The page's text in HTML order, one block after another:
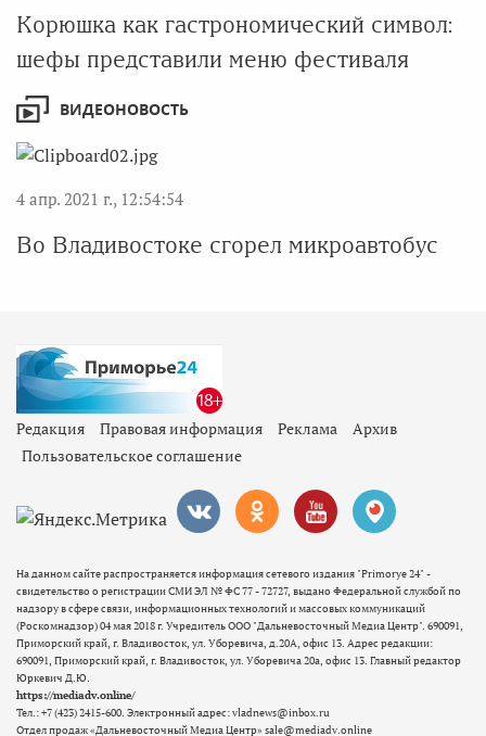
Корюшка как гастрономический символ:
шефы представили меню фестиваля
ВИДЕОНОВОСТЬ
4 апр. 2021 г., 12:54:54
Во Владивостоке сгорел микроавтобус
Редакция Правовая информация Реклама
Архив
Пользовательское соглашение
На данном сайте распространяется информация сетевого издания "Primorye 24" -
свидетельство о регистрации СМИ ЭЛ № ФС 77 - 72727, выдано Федеральной службой по
надзору в сфере связи, информационных технологий и массовых коммуникаций
(Роскомнадзор) 04 мая 2018 г. Учредитель ООО "Дальневосточный Медиа Центр". 690091,
Приморский край, г. Владивосток, ул. Уборевича, д.20А, офис 13. Адрес редакции:
690091, Приморский край, г. Владивосток, ул. Уборевича 20а, офис 13. Главный редактор
Юркевич Д.Ю.
https://mediadv.online/
Тел.: +7 (423) 2415-600. Электронный адрес: vladnews@inbox.ru
Отдел продаж «Дальневосточный Медиа Центр» sale@mediadv.online